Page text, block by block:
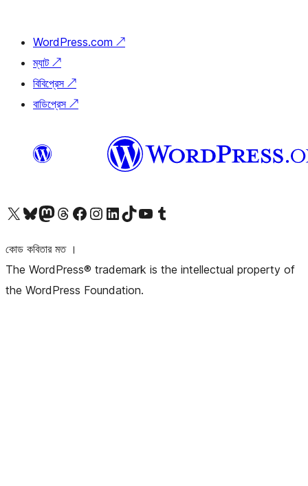
WordPress.com ↗
ম্যাট ↗
বিবিপ্রেস ↗
বাডিপ্রেস ↗
আমাদের X (আগের টুইটার) অ্যাকাউন্টে যানআমাদের Bluesky অ্যাকাউন্টটি দেখুনআমাদের মাস্টোডন অ্যাকাউন্টটি দেখুনআমাদের থ্রেডস অ্যাকাউন্টটি দেখুনআমাদের ফেসবুক পেজ দেখুনআমাদের ইন্সটাগ্রাম অ্যাকাউন্ট দেখুনআমাদের লিঙ্কডইন অ্যাকাউন্টে যানআমাদের TikTok অ্যাকাউন্টটি দেখুনআমাদের ইউটিউব চ্যানেলে যান আমাদের টাম্বলার অ্যাকাউন্ট দেখুন
কোড কবিতার মত ।
The WordPress® trademark is the intellectual property of
the WordPress Foundation.